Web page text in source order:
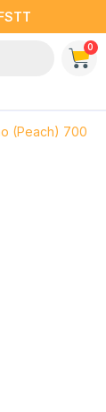
0
(Peach) 700